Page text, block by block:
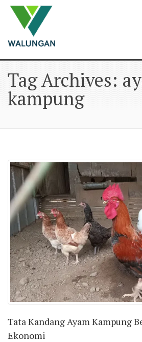
Tag Archives:
kampung
Tata Kandang Ayam Kampung
Ekonomi